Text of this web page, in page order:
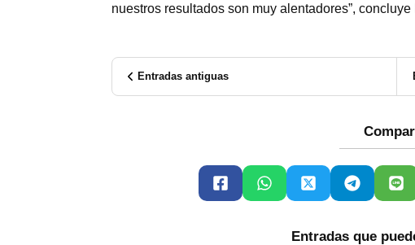
nuestros resultados son muy alentadores”, concluye
Entradas antiguas
Entradas que